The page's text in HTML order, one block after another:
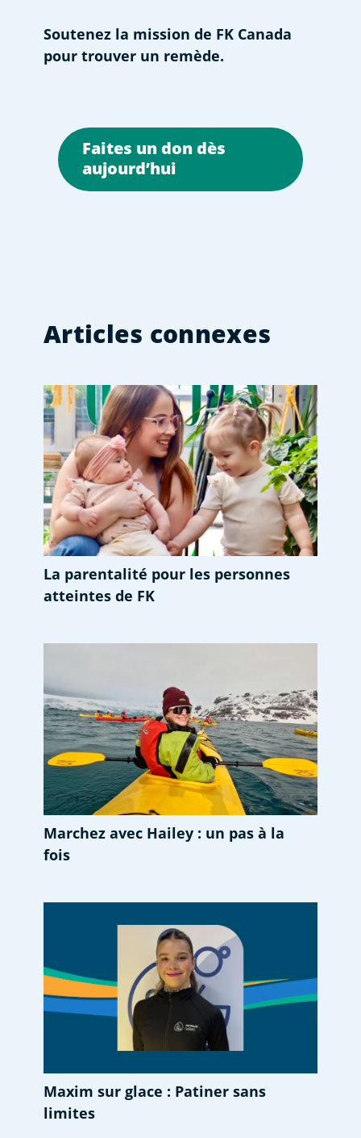
Soutenez la mission de FK Canada
pour trouver un remède.
Faites un don dès
aujourd’hui
Articles connexes
La parentalité pour les personnes
atteintes de FK
Marchez avec Hailey : un pas à la
fois
Maxim sur glace : Patiner sans
limites